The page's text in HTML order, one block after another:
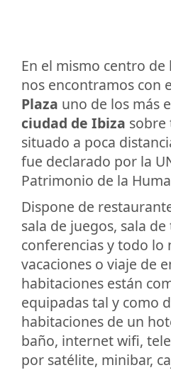
En el mismo centro
nos encontramos con
Plaza uno de los más
ciudad de Ibiza sobre
situado a poca
fue declarado por la
Patrimonio de la
Dispone de
sala de juegos, sala
conferencias y todo lo
vacaciones o viaje de
habitaciones están
equipadas tal y como
habitaciones de un
baño, internet wifi,
por satélite, minibar,